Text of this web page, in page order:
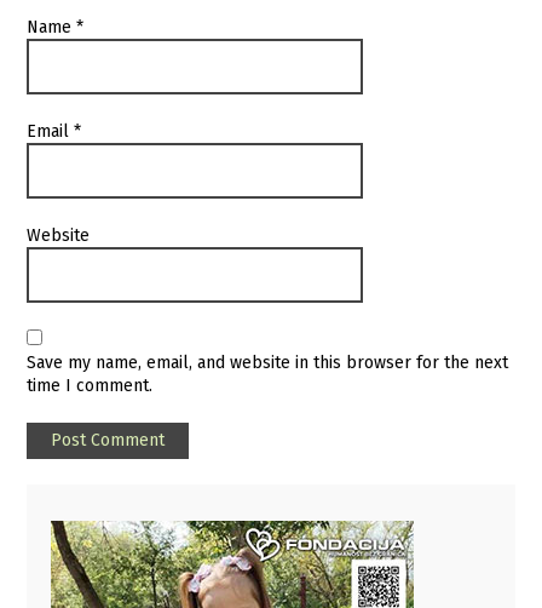
Name*
Email*
Website
Save my name, email, and website in this browser for the next
time I comment.